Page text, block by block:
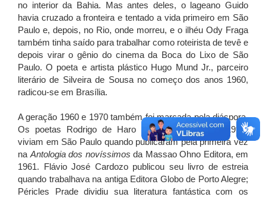
no interior da Bahia. Mas antes deles, o lageano Guido
havia cruzado a fronteira e tentado a vida primeiro em São
Paulo e, depois, no Rio, onde morreu, e o ilhéu Ody Fraga
também tinha saído para trabalhar como roteirista de tevê e
depois virar o gênio do cinema da Boca do Lixo de São
Paulo. O poeta e artista plástico Hugo Mund Jr., parceiro
literário de Silveira de Sousa no começo dos anos 1960,
radicou-se em Brasília.
A geração 1960 e 1970 também foi marcada pela diáspora.
Os poetas Rodrigo de Haro e Lindolf Bell (1938-1998)
viviam em São Paulo quando publicaram pela primeira vez
na Antologia dos novíssimos da Massao Ohno Editora, em
1961. Flávio José Cardozo publicou seu livro de estreia
quando trabalhava na antiga Editora Globo de Porto Alegre;
Péricles Prade dividiu sua literatura fantástica com os